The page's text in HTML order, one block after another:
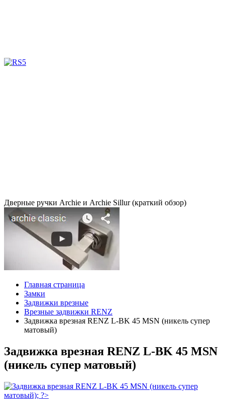
Дверные ручки Archie и Archie Sillur (краткий обзор)
Главная страница
Замки
Задвижки врезные
Врезные задвижки RENZ
Задвижка врезная RENZ L-BK 45 MSN (никель супер
матовый)
Задвижка врезная RENZ L-BK 45 MSN
(никель супер матовый)